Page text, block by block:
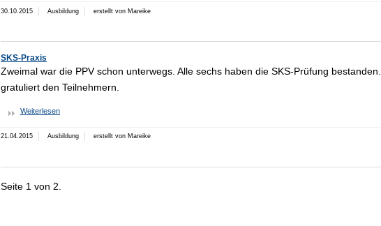
30.10.2015 Ausbildung erstellt von Mareike
SKS-Praxis
Zweimal war die PPV schon unterwegs. Alle sechs haben die SKS-Prüfung
gratuliert den Teilnehmern.
Weiterlesen
21.04.2015 Ausbildung erstellt von Mareike
Seite 1 von 2.